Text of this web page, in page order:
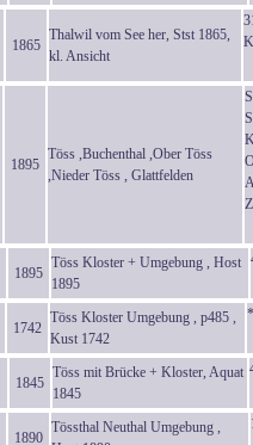
1865
Thalwil vom See her, Stst 1865,
kl. Ansicht
1895
Töss ,Buchenthal ,Ober Töss
,Nieder Töss , Glattfelden
1895
Töss Kloster + Umgebung , Host
1895
1742
Töss Kloster Umgebung , p485 ,
Kust 1742
1845
Töss mit Brücke + Kloster, Aquat
1845
1890
Tössthal Neuthal Umgebung ,